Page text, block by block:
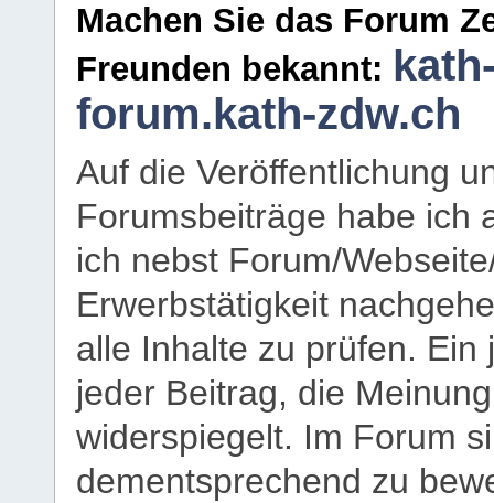
Machen Sie das Forum
Freunden bekannt:
forum.kath-zdw.ch
Auf die Veröffentlichung
Forumsbeiträge habe ich
ich nebst Forum/
Erwerbstätigkeit
alle Inhalte zu prüfen.
jeder Beitrag, die
widerspiegelt. Im Forum
dementsprechend zu